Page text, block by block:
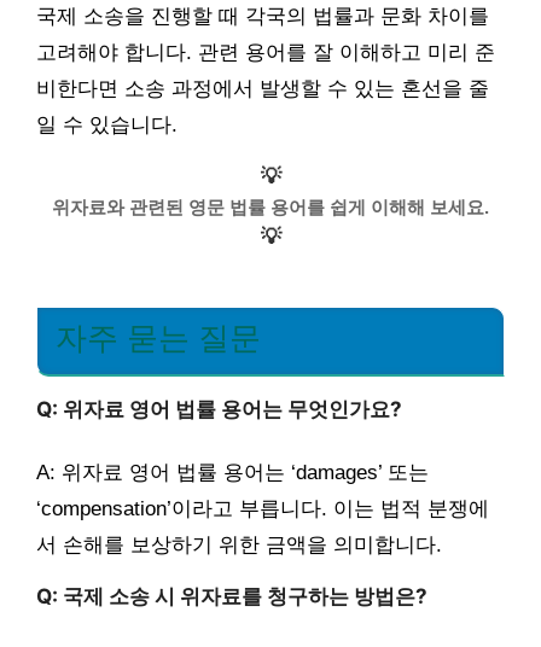
국제 소송을 진행할 때 각국의 법률과 문화 차이를
고려해야 합니다. 관련 용어를 잘 이해하고 미리 준
비한다면 소송 과정에서 발생할 수 있는 혼선을 줄
일 수 있습니다.
💡
위자료와 관련된 영문 법률 용어를 쉽게 이해해 보세요.
💡
자주 묻는 질문
Q: 위자료 영어 법률 용어는 무엇인가요?
A: 위자료 영어 법률 용어는 ‘damages’ 또는
‘compensation’이라고 부릅니다. 이는 법적 분쟁에
서 손해를 보상하기 위한 금액을 의미합니다.
Q: 국제 소송 시 위자료를 청구하는 방법은?